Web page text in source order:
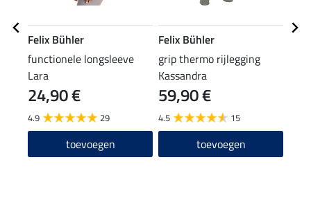
Felix Bühler
functionele longsleeve
Lara
24,90 €
4.9 29
toevoegen
Felix Bühler
grip thermo rijlegging
Kassandra
59,90 €
4.5 15
toevoegen